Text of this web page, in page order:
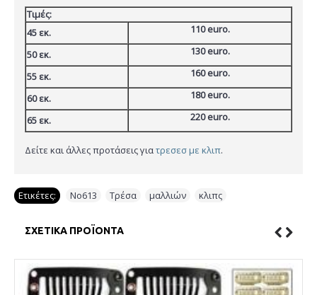
Τιμές:
45 εκ.
110 euro.
50 εκ.
130 euro.
55 εκ.
160 euro.
60 εκ.
180 euro.
65 εκ.
220 euro.
Δείτε και άλλες προτάσεις γιατρεσεσ με κλιπ.
Ετικέτες: No613 Τρέσα μαλλιών κλιπς
ΣΧΕΤΙΚΆ ΠΡΟΪΌΝΤΑ